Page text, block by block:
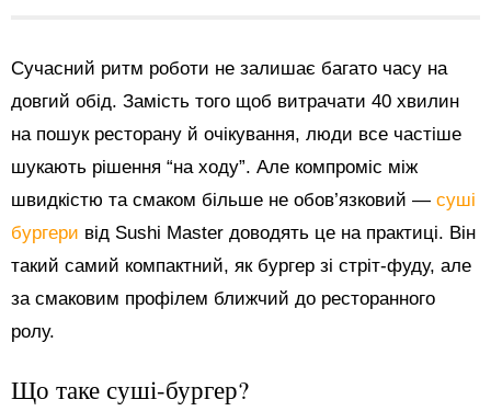
Сучасний ритм роботи не залишає багато часу на
довгий обід. Замість того щоб витрачати 40 хвилин
на пошук ресторану й очікування, люди все частіше
шукають рішення “на ходу”. Але компроміс між
швидкістю та смаком більше не обов’язковий — суші
бургери від Sushi Master доводять це на практиці. Він
такий самий компактний, як бургер зі стріт-фуду, але
за смаковим профілем ближчий до ресторанного
ролу.
Що таке суші-бургер?